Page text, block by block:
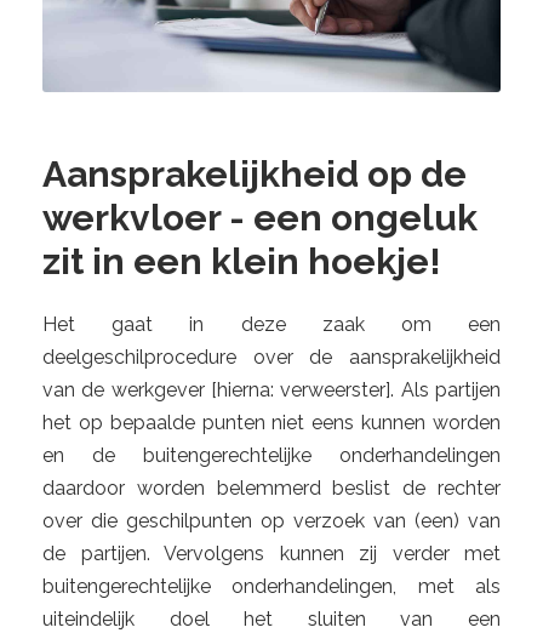
Aansprakelijkheid op de
werkvloer - een ongeluk
zit in een klein hoekje!
Het gaat in deze zaak om een
deelgeschilprocedure over de aansprakelijkheid
van de werkgever [hierna: verweerster]. Als partijen
het op bepaalde punten niet eens kunnen worden
en de buitengerechtelijke onderhandelingen
daardoor worden belemmerd beslist de rechter
over die geschilpunten op verzoek van (een) van
de partijen. Vervolgens kunnen zij verder met
buitengerechtelijke onderhandelingen, met als
uiteindelijk doel het sluiten van een